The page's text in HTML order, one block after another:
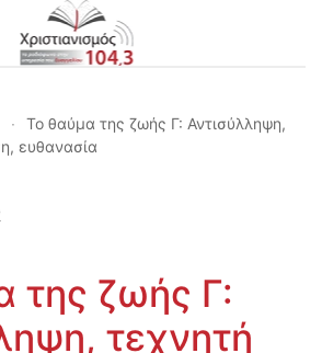
Το θαύμα της ζωής Γ: Αντισύλληψη,
ευθανασία
της ζωής Γ:
τεχνητή